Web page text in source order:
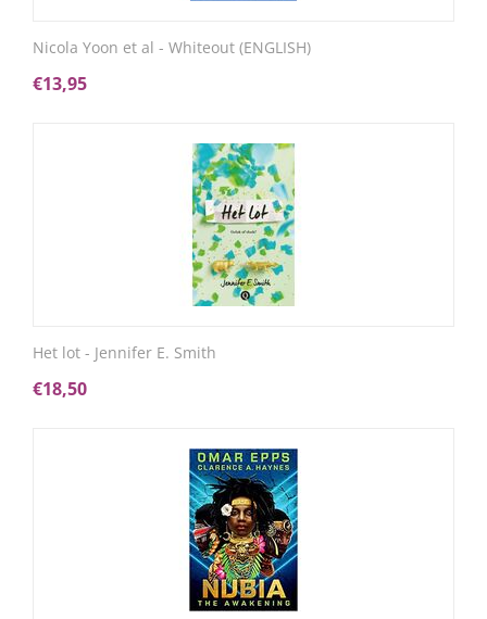
Nicola Yoon et al - Whiteout (ENGLISH)
€13,95
Het lot - Jennifer E. Smith
€18,50